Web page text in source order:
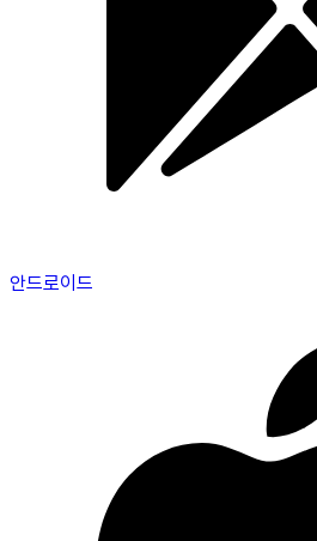
안드로이드